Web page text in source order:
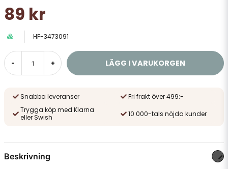
89 kr
HF-3473091
- + LÄGG I VARUKORGEN
Snabba leveranser
Fri frakt över 499:-
Trygga köp med Klarna
eller Swish
10 000-tals nöjda kunder
Beskrivning